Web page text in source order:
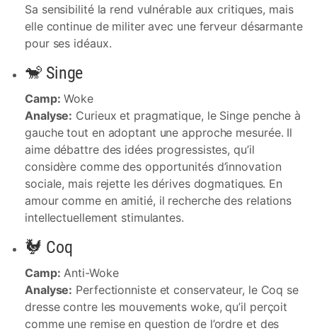
Sa sensibilité la rend vulnérable aux critiques, mais
elle continue de militer avec une ferveur désarmante
pour ses idéaux.
🐒 Singe
Camp: Woke
Analyse: Curieux et pragmatique, le Singe penche à
gauche tout en adoptant une approche mesurée. Il
aime débattre des idées progressistes, qu’il
considère comme des opportunités d’innovation
sociale, mais rejette les dérives dogmatiques. En
amour comme en amitié, il recherche des relations
intellectuellement stimulantes.
🐓 Coq
Camp: Anti-Woke
Analyse: Perfectionniste et conservateur, le Coq se
dresse contre les mouvements woke, qu’il perçoit
comme une remise en question de l’ordre et des